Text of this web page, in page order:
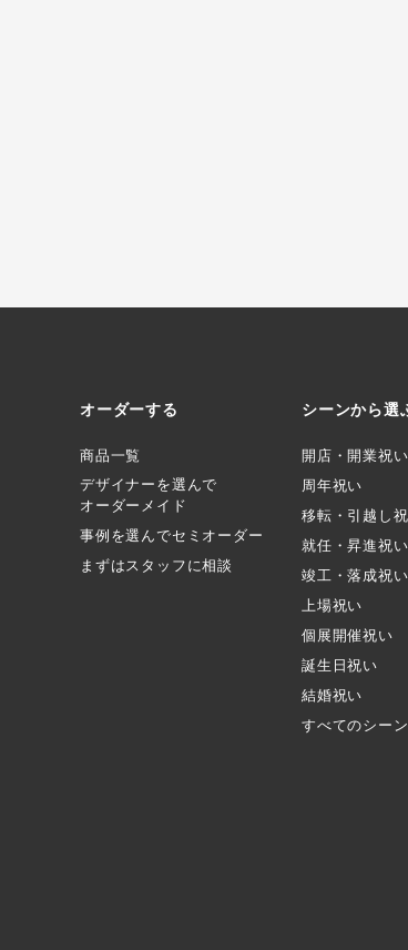
オーダーする
商品一覧
デザイナーを選んで
オーダーメイド
事例を選んでセミオーダー
まずはスタッフに相談
シーンから選
開店・開業祝い
周年祝い
移転・引越し
就任・昇進祝い
竣工・落成祝い
上場祝い
個展開催祝い
誕生日祝い
結婚祝い
すべてのシーン